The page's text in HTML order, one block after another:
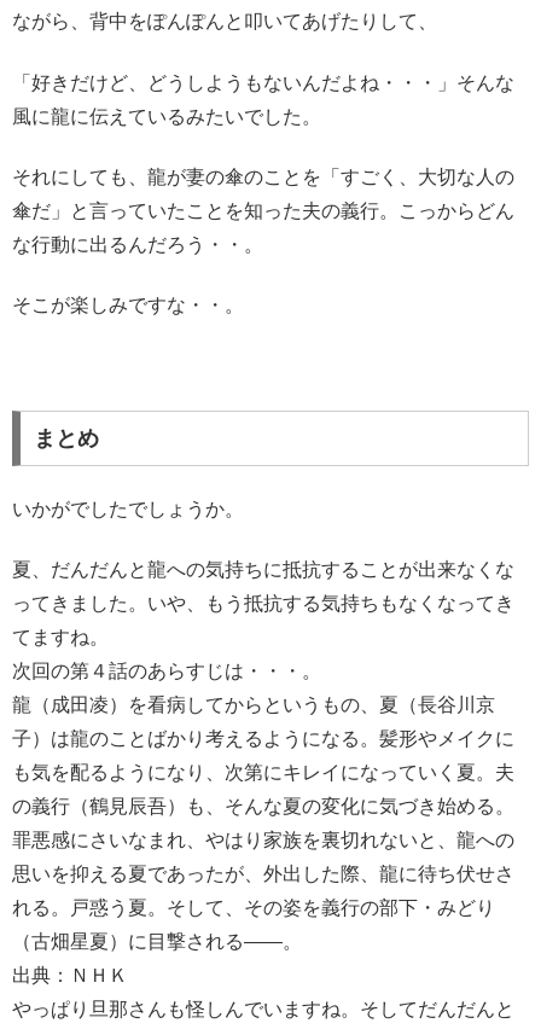
ながら、背中をぽんぽんと叩いてあげたりして、
「好きだけど、どうしようもないんだよね・・・」そんな
風に龍に伝えているみたいでした。
それにしても、龍が妻の傘のことを「すごく、大切な人の
傘だ」と言っていたことを知った夫の義行。こっからどん
な行動に出るんだろう・・。
そこが楽しみですな・・。
まとめ
いかがでしたでしょうか。
夏、だんだんと龍への気持ちに抵抗することが出来なくな
ってきました。いや、もう抵抗する気持ちも‎なくなってき
てますね。
次回の第４話のあらすじは・・・。
龍（成田凌）を看病してからというもの、夏（長谷川京
子）は龍のことばかり考えるようになる。髪形やメイクに
も気を配るようになり、次第にキレイになっていく夏。夫
の義行（鶴見辰吾）も、そんな夏の変化に気づき始める。
罪悪感にさいなまれ、やはり家族を裏切れないと、龍への
思いを抑える夏であったが、外出した際、龍に待ち伏せさ
れる。戸惑う夏。そして、その姿を義行の部下・みどり
（古畑星夏）に目撃される――。
出典：ＮＨＫ
やっぱり旦那さんも怪しんでいますね。そしてだんだんと